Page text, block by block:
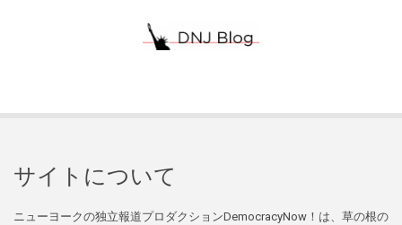
サイトについて
ニューヨークの独立報道プロダクションDemocracyNow！は、草の根の